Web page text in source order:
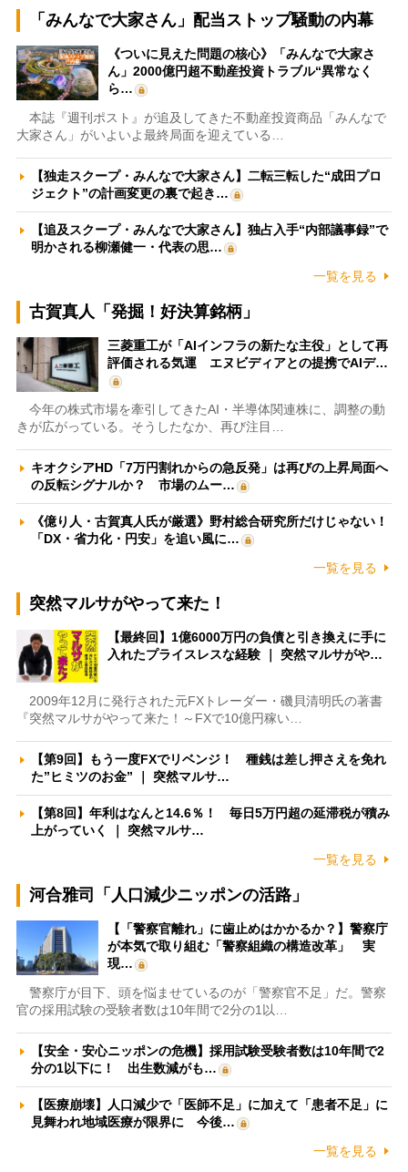
「みんなで大家さん」配当ストップ騒動の内幕
《ついに見えた問題の核心》「みんなで大家さ
ん」2000億円超不動産投資トラブル“異常なく
ら…
本誌『週刊ポスト』が追及してきた不動産投資商品「みんなで
大家さん」がいよいよ最終局面を迎えている…
【独走スクープ・みんなで大家さん】二転三転した“成田プロ
ジェクト”の計画変更の裏で起き…
【追及スクープ・みんなで大家さん】独占入手“内部議事録”で
明かされる柳瀬健一・代表の思…
一覧を見る
古賀真人「発掘！好決算銘柄」
三菱重工が「AIインフラの新たな主役」として再
評価される気運 エヌビディアとの提携でAIデ…
今年の株式市場を牽引してきたAI・半導体関連株に、調整の動
きが広がっている。そうしたなか、再び注目…
キオクシアHD「7万円割れからの急反発」は再びの上昇局面へ
の反転シグナルか？ 市場のムー…
《億り人・古賀真人氏が厳選》野村総合研究所だけじゃない！
「DX・省力化・円安」を追い風に…
一覧を見る
突然マルサがやって来た！
【最終回】1億6000万円の負債と引き換えに手に
入れたプライスレスな経験 ｜ 突然マルサがや…
2009年12月に発行された元FXトレーダー・磯貝清明氏の著書
『突然マルサがやって来た！～FXで10億円稼い…
【第9回】もう一度FXでリベンジ！ 種銭は差し押さえを免れ
た”ヒミツのお金” ｜ 突然マルサ…
【第8回】年利はなんと14.6％！ 毎日5万円超の延滞税が積み
上がっていく ｜ 突然マルサ…
一覧を見る
河合雅司「人口減少ニッポンの活路」
【「警察官離れ」に歯止めはかかるか？】警察庁
が本気で取り組む「警察組織の構造改革」 実
現…
警察庁が目下、頭を悩ませているのが「警察官不足」だ。警察
官の採用試験の受験者数は10年間で2分の1以…
【安全・安心ニッポンの危機】採用試験受験者数は10年間で2
分の1以下に！ 出生数減がも…
【医療崩壊】人口減少で「医師不足」に加えて「患者不足」に
見舞われ地域医療が限界に 今後…
一覧を見る